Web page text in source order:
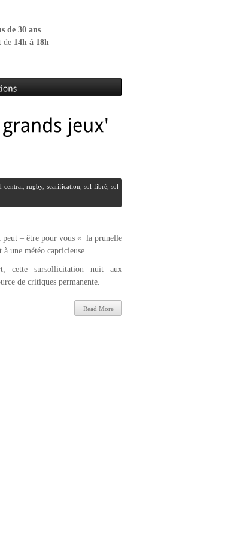
de 30 ans
de 14h á 18h
central ,rugby, scarification ,sol fibré,sol
peut – être pour vous « la prunelle
une météo capricieuse.
cette sursollicitation nuit aux
de critiques permanente.
Read More